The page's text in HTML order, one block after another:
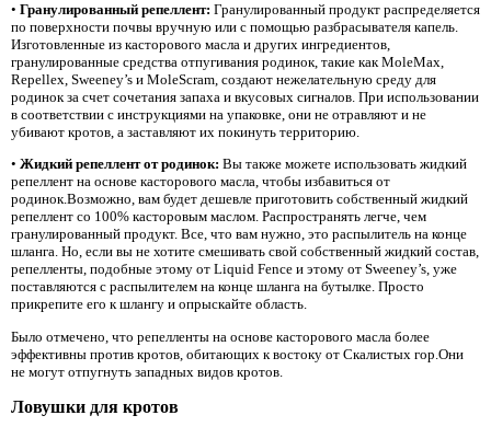
• Гранулированный репеллент: Гранулированный продукт распределяется
по поверхности почвы вручную или с помощью разбрасывателя капель.
Изготовленные из касторового масла и других ингредиентов,
гранулированные средства отпугивания родинок, такие как MoleMax,
Repellex, Sweeney’s и MoleScram, создают нежелательную среду для
родинок за счет сочетания запаха и вкусовых сигналов. При использовании
в соответствии с инструкциями на упаковке, они не отравляют и не
убивают кротов, а заставляют их покинуть территорию.
• Жидкий репеллент от родинок: Вы также можете использовать жидкий
репеллент на основе касторового масла, чтобы избавиться от
родинок.Возможно, вам будет дешевле приготовить собственный жидкий
репеллент со 100% касторовым маслом. Распространять легче, чем
гранулированный продукт. Все, что вам нужно, это распылитель на конце
шланга. Но, если вы не хотите смешивать свой собственный жидкий состав,
репелленты, подобные этому от Liquid Fence и этому от Sweeney’s, уже
поставляются с распылителем на конце шланга на бутылке. Просто
прикрепите его к шлангу и опрыскайте область.
Было отмечено, что репелленты на основе касторового масла более
эффективны против кротов, обитающих к востоку от Скалистых гор.Они
не могут отпугнуть западных видов кротов.
Ловушки для кротов